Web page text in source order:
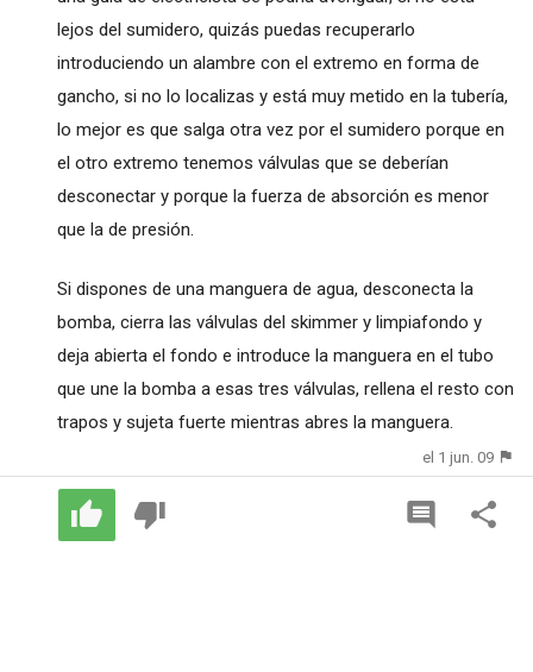
lejos del sumidero, quizás puedas recuperarlo
introduciendo un alambre con el extremo en forma de
gancho, si no lo localizas y está muy metido en la tubería,
lo mejor es que salga otra vez por el sumidero porque en
el otro extremo tenemos válvulas que se deberían
desconectar y porque la fuerza de absorción es menor
que la de presión.
Si dispones de una manguera de agua, desconecta la
bomba, cierra las válvulas del skimmer y limpiafondo y
deja abierta el fondo e introduce la manguera en el tubo
que une la bomba a esas tres válvulas, rellena el resto con
trapos y sujeta fuerte mientras abres la manguera.
el 1 jun. 09